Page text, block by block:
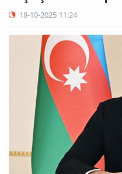
18-10-2025 11:24